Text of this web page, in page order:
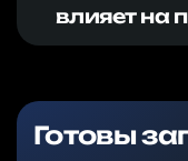
влияет на
Готовы